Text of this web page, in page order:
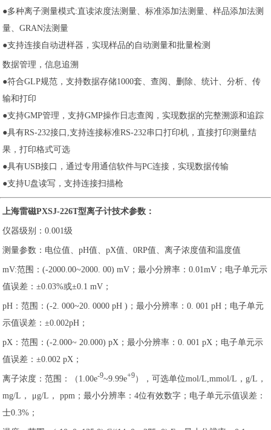
●多种离子测量模式:直读浓度法测量、标准添加法测量、样品添加法测
量、GRAN法测量
●支持连接自动进样器，实现样品的自动测量和批量检测
数据管理，信息追溯
●符合GLP规范，支持数据存储1000套、查阅、删除、统计、分析、传
输和打印
●支持GMP管理，支持GMP操作日志查阅，实现数据的完整溯源和追踪
●具有RS-232接口,支持连接标准RS-232串口打印机，直接打印测量结
果，打印格式可选
●具有USB接口，通过专用通信软件与PC连接，实现数据传输
●支持U盘读写，支持连接扫描枪
上海雷磁PXSJ-226T型离子计技术参数：
仪器级别：0.001级
测量参数：电位值、pH值、pX值、0RP值、离子浓度值和温度值
mV:范围：(-2000.00~2000. 00) mV；最小分辨率：0.01mV；电子单元示
值误差：±0.03%或±0.1 mV；
pH：范围：(-2. 000~20. 0000 pH )；最小分辨率：0. 001 pH；电子单元
示值误差：±0.002pH；
pX： 范围：(-2.000~ 20.000) pX；最小分辨率：0. 001 pX；电子单元示
值误差：±0.002 pX；
离子浓度： 范围：（1.00e-9~9.99e+9），可选单位mol/L,mmol/L，g/L，
mg/L， μg/L， ppm；最小分辨率：4位有效数字；电子单元示值误差：
士0.3%；